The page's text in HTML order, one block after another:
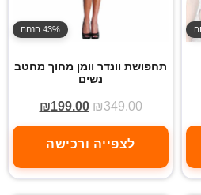
43% הנחה
תחפושת וונדר וומן מחוך מחטב
נשים
₪349.00
₪199.00
לצפייה ורכישה